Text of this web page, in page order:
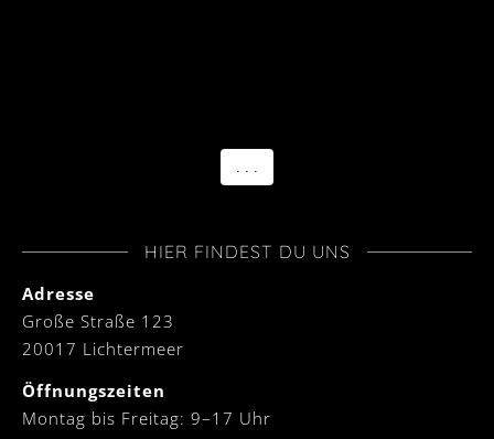
. . .
HIER FINDEST DU UNS
Adresse
Große Straße 123
20017 Lichtermeer
Öffnungszeiten
Montag bis Freitag: 9–17 Uhr